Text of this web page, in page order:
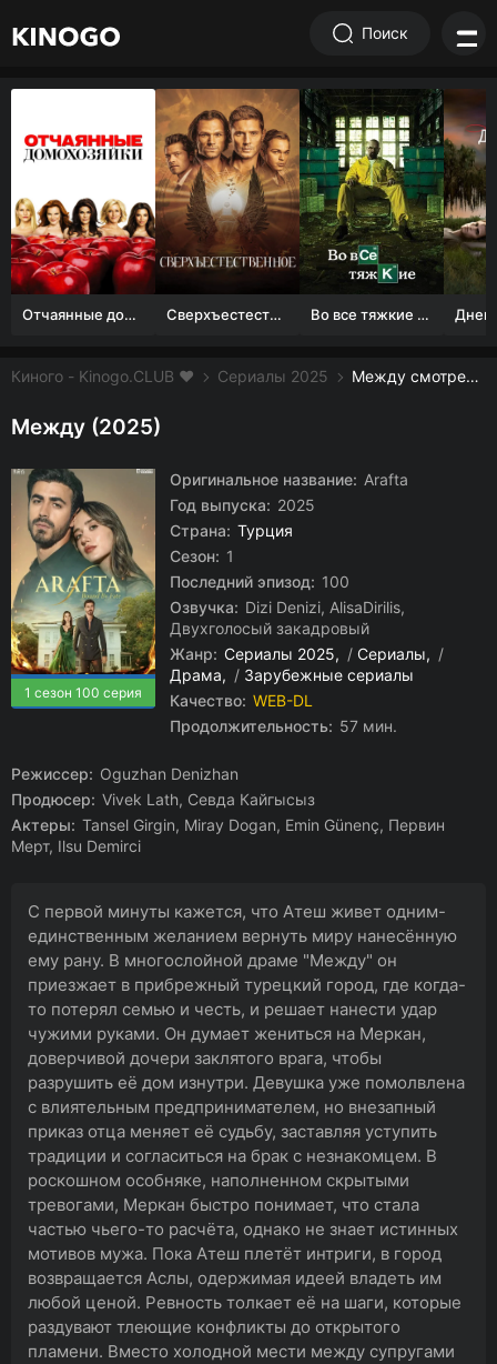
Поиск
Отчаянные домохозяйки (1 сезон) Сверхъестественное Во все тяжкие 1-5 сезон
Киного - Kinogo.CLUB ❤️ Сериалы 2025 Между смотреть онлайн бесплатно
Между (2025)
1 сезон 100 серия
Оригинальное название: Arafta
Год выпуска: 2025
Страна: Турция
Сезон: 1
Последний эпизод: 100
Озвучка: Dizi Denizi, AlisaDirilis,
Двухголосый закадровый
Жанр: Сериалы 2025 / Сериалы
/
Драма
/ Зарубежные сериалы
Качество: WEB-DL
Продолжительность: 57 мин.
Режиссер: Oguzhan Denizhan
Продюсер: Vivek Lath, Севда Кайгысыз
Актеры: Tansel Girgin, Miray Dogan, Emin Günenç, Первин
Мерт, Ilsu Demirci
С первой минуты кажется, что Атеш живет одним-
единственным желанием вернуть миру нанесённую
ему рану. В многослойной драме "Между" он
приезжает в прибрежный турецкий город, где когда-
то потерял семью и честь, и решает нанести удар
чужими руками. Он думает жениться на Меркан,
доверчивой дочери заклятого врага, чтобы
разрушить её дом изнутри. Девушка уже помолвлена
с влиятельным предпринимателем, но внезапный
приказ отца меняет её судьбу, заставляя уступить
традиции и согласиться на брак с незнакомцем. В
роскошном особняке, наполненном скрытыми
тревогами, Меркан быстро понимает, что стала
частью чьего-то расчёта, однако не знает истинных
мотивов мужа. Пока Атеш плетёт интриги, в город
возвращается Аслы, одержимая идеей владеть им
любой ценой. Ревность толкает её на шаги, которые
раздувают тлеющие конфликты до открытого
пламени. Вместо холодной мести между супругами